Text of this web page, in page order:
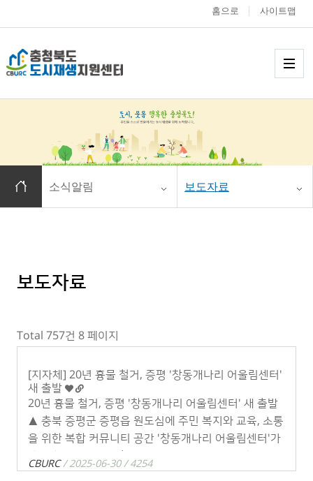
충청북도 도시재
홈으로 사이트맵
홈으로 이동
소식알림 보도자료
보도자료
Total 757건 8 페이지
[지자체] 20년 흉물 철거, 증평 '창동개나리 어울림센터'
새 출발
20년 흉물 철거, 증평 '창동개나리 어울림센터' 새 출발
▲ 충북 증평군 증평읍 원도심에 주민 복지와 교육, 소통
을 위한 복합 커뮤니티 공간 '창동개나리 어울림센터'가
복지와 교육, 소통을 위한 복합 . . .
CBURC/ 2025-06-30 / 4254